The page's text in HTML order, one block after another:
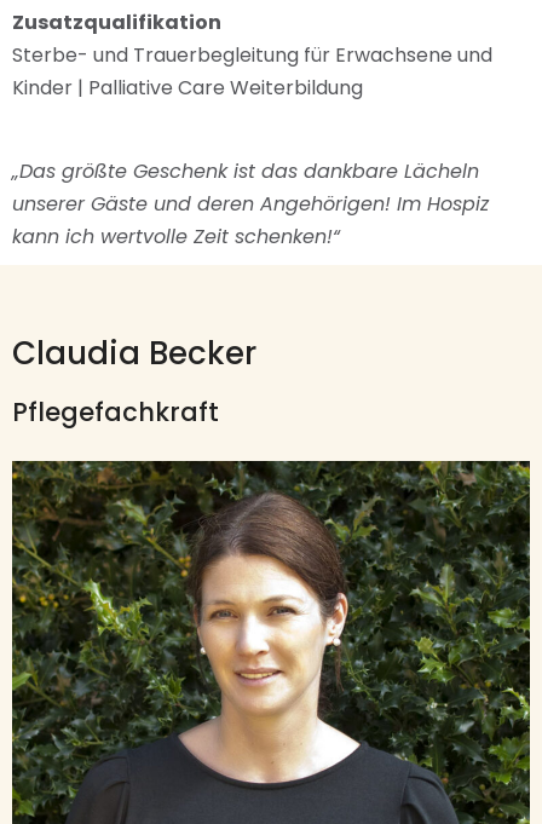
Zusatzqualifikation
Sterbe- und Trauerbegleitung für Erwachsene und
Kinder | Palliative Care Weiterbildung
„Das größte Geschenk ist das dankbare Lächeln
unserer Gäste und deren Angehörigen! Im Hospiz
kann ich wertvolle Zeit schenken!“
Claudia Becker
Pflegefachkraft